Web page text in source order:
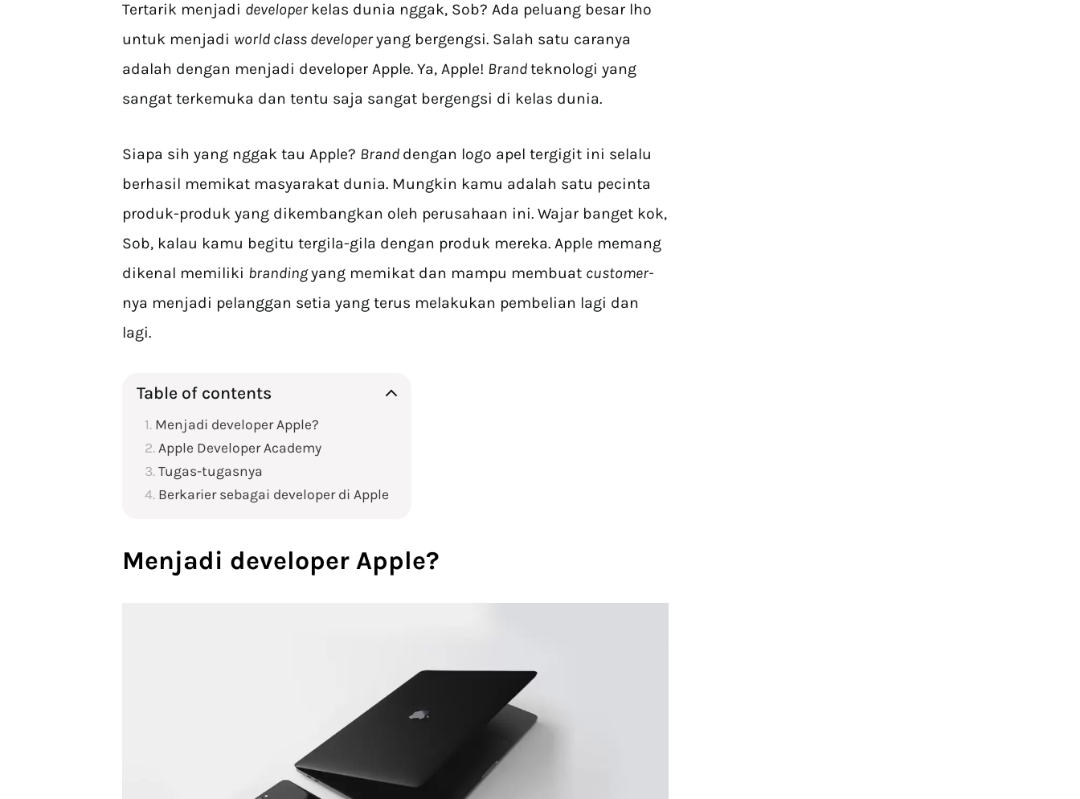
Tertarik menjadi developer kelas dunia nggak, Sob? Ada peluang besar lho
untuk menjadi world class developeryang bergengsi. Salah satu caranya
adalah dengan menjadi developer Apple. Ya, Apple! Brandteknologi yang
sangat terkemuka dan tentu saja sangat bergengsi di kelas dunia.
Siapa sih yang nggak tau Apple? Brand dengan logo apel tergigit ini selalu
berhasil memikat masyarakat dunia. Mungkin kamu adalah satu pecinta
produk-produk yang dikembangkan oleh perusahaan ini. Wajar banget kok,
Sob, kalau kamu begitu tergila-gila dengan produk mereka. Apple memang
dikenal memiliki brandingyang memikat dan mampu membuat customer-
nya menjadi pelanggan setia yang terus melakukan pembelian lagi dan
lagi.
Table of contents
Menjadi developer Apple?
Apple Developer Academy
Tugas-tugasnya
Berkarier sebagai developer di Apple
Menjadi developer Apple?